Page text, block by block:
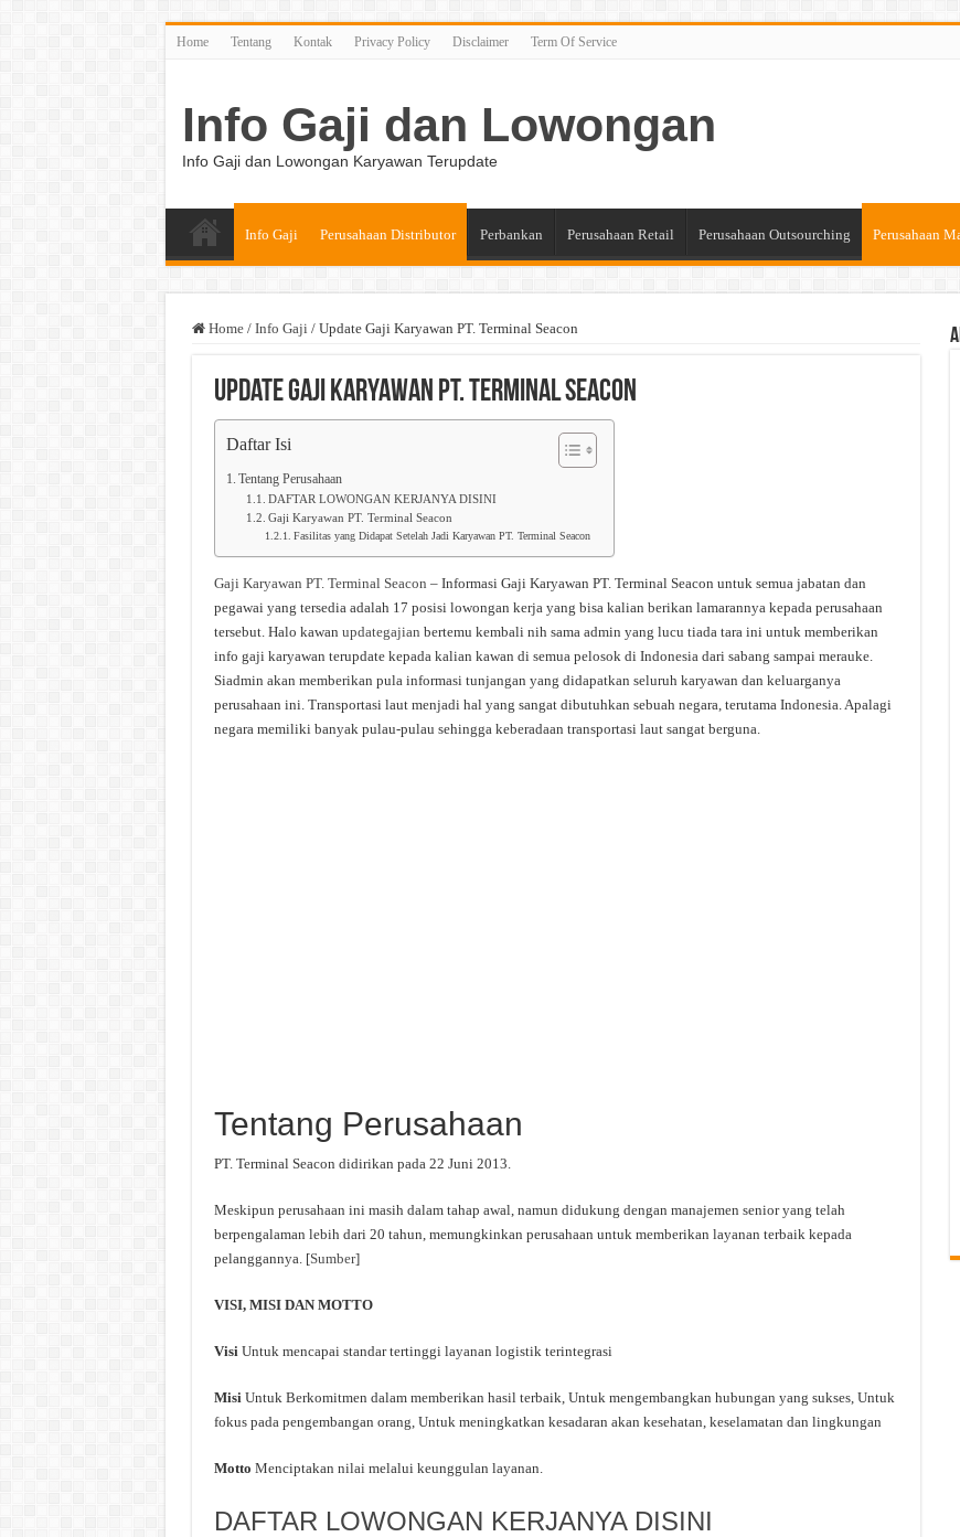
Home Tentang Kontak Privacy Policy Disclaimer Term Of Service
Info Gaji dan Lowongan
Info Gaji dan Lowongan Karyawan Terupdate
Info Gaji Perusahaan Distributor Perbankan Perusahaan Retail Perusahaan Outsourching Perusahaan
Home / Info Gaji / Update Gaji Karyawan PT. Terminal Seacon
Update Gaji Karyawan PT. Terminal Seacon
Daftar Isi
Tentang Perusahaan
DAFTAR LOWONGAN KERJANYA DISINI
Gaji Karyawan PT. Terminal Seacon
Fasilitas yang Didapat Setelah Jadi Karyawan PT. Terminal Seacon
Gaji Karyawan PT. Terminal Seacon – Informasi Gaji Karyawan PT. Terminal Seacon untuk semua jabatan dan
pegawai yang tersedia adalah 17 posisi lowongan kerja yang bisa kalian berikan lamarannya kepada perusahaan
tersebut. Halo kawan updategajian bertemu kembali nih sama admin yang lucu tiada tara ini untuk memberikan
info gaji karyawan terupdate kepada kalian kawan di semua pelosok di Indonesia dari sabang sampai merauke.
Siadmin akan memberikan pula informasi tunjangan yang didapatkan seluruh karyawan dan keluarganya
perusahaan ini. Transportasi laut menjadi hal yang sangat dibutuhkan sebuah negara, terutama Indonesia. Apalagi
negara memiliki banyak pulau-pulau sehingga keberadaan transportasi laut sangat berguna.
Tentang Perusahaan
PT. Terminal Seacon didirikan pada 22 Juni 2013.
Meskipun perusahaan ini masih dalam tahap awal, namun didukung dengan manajemen senior yang telah
berpengalaman lebih dari 20 tahun, memungkinkan perusahaan untuk memberikan layanan terbaik kepada
pelanggannya. [Sumber]
VISI, MISI DAN MOTTO
VisiUntuk mencapai standar tertinggi layanan logistik terintegrasi
MisiUntuk Berkomitmen dalam memberikan hasil terbaik, Untuk mengembangkan hubungan yang sukses, Untuk
fokus pada pengembangan orang, Untuk meningkatkan kesadaran akan kesehatan, keselamatan dan lingkungan
Motto Menciptakan nilai melalui keunggulan layanan.
DAFTAR LOWONGAN KERJANYA DISINI